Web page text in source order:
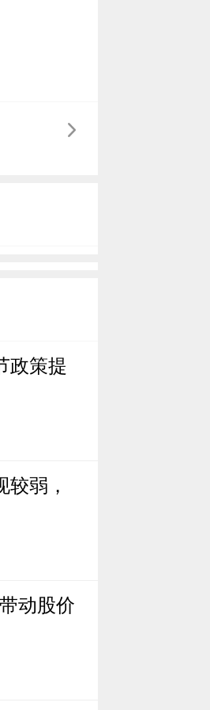
政策提
弱，
动股价